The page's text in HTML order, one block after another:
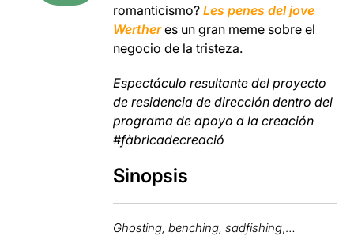
romanticismo?Les penes del jove
Werther es un gran meme sobre el
negocio de la tristeza.
Espectáculo resultante del proyecto
de residencia de dirección dentro del
programa de apoyo a la creación
#fàbricadecreació
Sinopsis
Ghosting, benching, sadfishing ,…